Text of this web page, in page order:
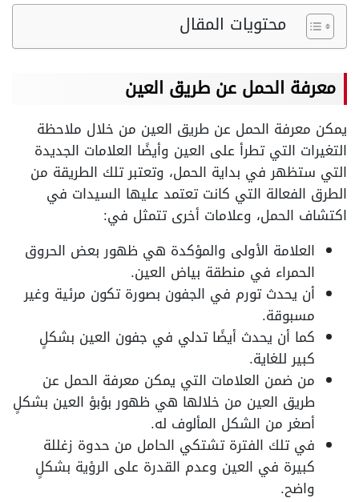
محتويات المقال
معرفة الحمل عن طريق العين
يمكن معرفة الحمل عن طريق العين من خلال ملاحظة
التغيرات التي تطرأ على العين وأيضًا العلامات الجديدة
التي ستظهر في بداية الحمل، وتعتبر تلك الطريقة من
الطرق الفعالة التي كانت تعتمد عليها السيدات في
اكتشاف الحمل، وعلامات أخرى تتمثل في:
العلامة الأولى والمؤكدة هي ظهور بعض الحروق
الحمراء في منطقة بياض العين.
أن يحدث تورم في الجفون بصورة تكون مرئية وغير
مسبوقة.
كما أن يحدث أيضًا تدلي في جفون العين بشكلٍ
كبير للغاية.
من ضمن العلامات التي يمكن معرفة الحمل عن
طريق العين من خلالها هي ظهور بؤبؤ العين بشكلٍ
أصغر من الشكل المألوف له.
في تلك الفترة تشتكي الحامل من حدوة زغللة
كبيرة في العين وعدم القدرة على الرؤية بشكلٍ
واضح.